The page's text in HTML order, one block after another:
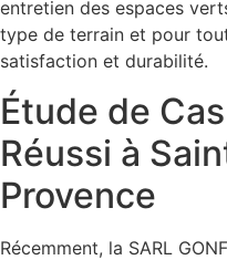
entretien des espaces
type de terrain et pour
satisfaction et durabilité.
Étude de
Réussi à
Provence
Récemment, la SARL